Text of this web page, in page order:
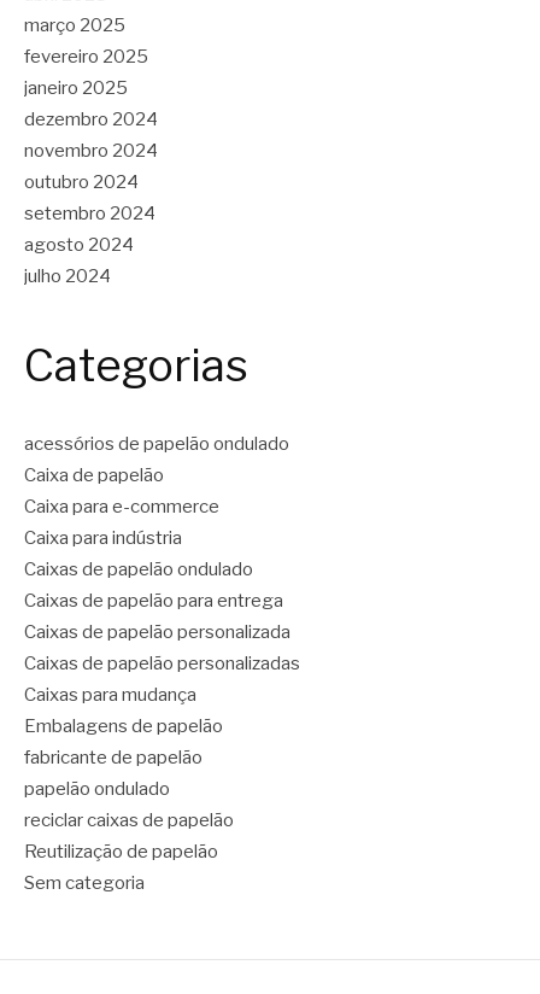
março 2025
fevereiro 2025
janeiro 2025
dezembro 2024
novembro 2024
outubro 2024
setembro 2024
agosto 2024
julho 2024
Categorias
acessórios de papelão ondulado
Caixa de papelão
Caixa para e-commerce
Caixa para indústria
Caixas de papelão ondulado
Caixas de papelão para entrega
Caixas de papelão personalizada
Caixas de papelão personalizadas
Caixas para mudança
Embalagens de papelão
fabricante de papelão
papelão ondulado
reciclar caixas de papelão
Reutilização de papelão
Sem categoria